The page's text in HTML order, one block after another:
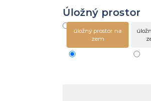
Úložný prostor
úložný prostor na
zem